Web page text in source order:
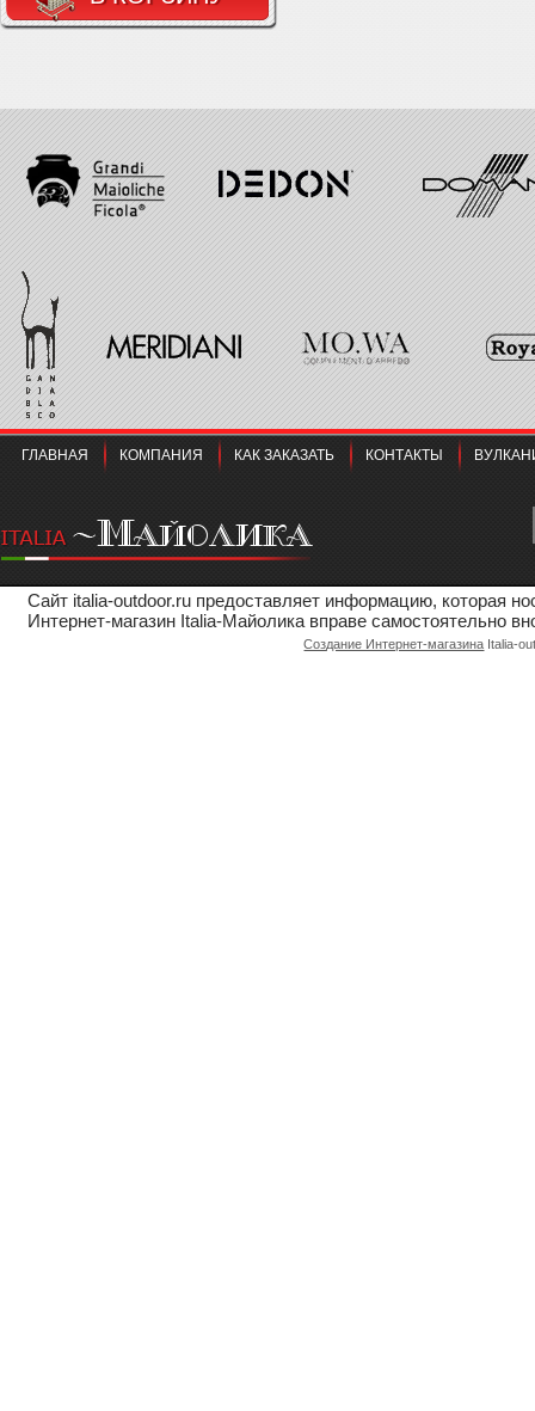
ГЛАВНАЯ КОМПАНИЯ КАК ЗАКАЗАТЬ КОНТАКТЫ
Сайт italia-outdoor.ru предоставляет информацию, которая
Интернет-магазин Italia-Майолика вправе самостоятельно
Создание Интернет-магазина Italia-